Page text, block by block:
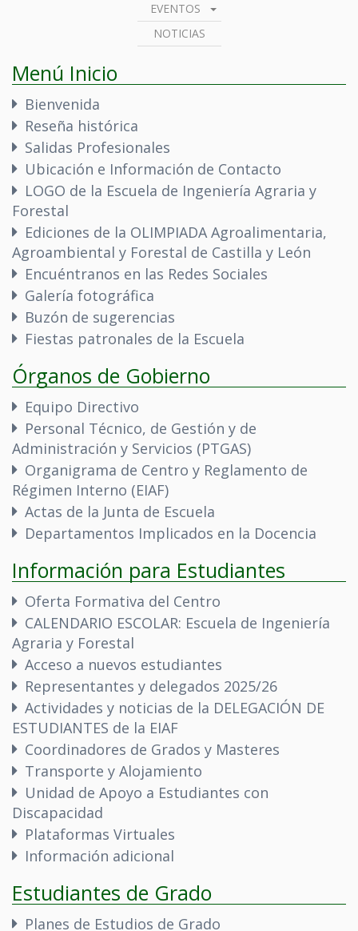
EVENTOS
NOTICIAS
Menú Inicio
Bienvenida
Reseña histórica
Salidas Profesionales
Ubicación e Información de Contacto
LOGO de la Escuela de Ingeniería Agraria y
Forestal
Ediciones de la OLIMPIADA Agroalimentaria,
Agroambiental y Forestal de Castilla y León
Encuéntranos en las Redes Sociales
Galería fotográfica
Buzón de sugerencias
Fiestas patronales de la Escuela
Órganos de Gobierno
Equipo Directivo
Personal Técnico, de Gestión y de
Administración y Servicios (PTGAS)
Organigrama de Centro y Reglamento de
Régimen Interno (EIAF)
Actas de la Junta de Escuela
Departamentos Implicados en la Docencia
Información para Estudiantes
Oferta Formativa del Centro
CALENDARIO ESCOLAR: Escuela de Ingeniería
Agraria y Forestal
Acceso a nuevos estudiantes
Representantes y delegados 2025/26
Actividades y noticias de la DELEGACIÓN DE
ESTUDIANTES de la EIAF
Coordinadores de Grados y Masteres
Transporte y Alojamiento
Unidad de Apoyo a Estudiantes con
Discapacidad
Plataformas Virtuales
Información adicional
Estudiantes de Grado
Planes de Estudios de Grado